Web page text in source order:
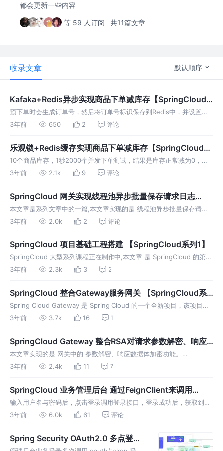
都会更新一些内容
等 59 人订阅 共11篇文章
收录文章 默认顺序
Kafaka+Redis异步实现商品下单减库存【SpringCloud
系列18】
预下单时会生成订单号，然后将订单号标识保存到Redis中，并设置有
效期为1分钟，然后通过 kafaka 将预下单信息发送到订单服务中进行实
3年前 650 2 评论
乐观锁+Redis缓存实现商品下单减库存【SpringCloud系
列17】
10个商品库存，1秒2000个并发下单测试，结果是库存正常减为0，订
单创建了1800个，出现严重超卖。
3年前 2.1k 9 评论
SpringCloud 网关实现线程池异步批量保存请求日志
【SpringCloud系列16】
本文章是系列文章中的一篇,本文章实现的是 线程池异步批量保存请求
日志，实现的是数据库中保存日志数据.
3年前 2.0k 2 评论
SpringCloud 项目基础工程搭建 【SpringCloud系列1】
SpringCloud 大型系列课程正在制作中,本文章 是 SpringCloud 的第一
小节，来描述使用 idea 创建一个 maven 项目容器
3年前 2.3k 3 2
SpringCloud 整合Gateway服务网关 【SpringCloud系
列5】
Spring Cloud Gateway 是 Spring Cloud 的一个全新项目，该项目是
基于 Spring 5.0，Spring Boot 2.0 和 Project Reactor 等响应式
3年前 3.7k 16 1
SpringCloud Gateway 整合RSA对请求参数解密、响应
结果加密【SpringCloud系列10】
本文章实现的是 网关中的 参数解密、响应数据体加密功能。
commons-codec 是Apache开源组织提供的用于摘要运算、编码解码
3年前 2.4k 11 7
SpringCloud 业务管理后台 通过FeignClient来调用
oauth/token接口【SpringCloud系列11】
输入用户名与密码后，点击登录调用登录接口，登录成功后，获取到
token ，再获取管理后台用户的菜单权限
3年前 6.0k 61 评论
Spring Security OAuth2.0 多点登录